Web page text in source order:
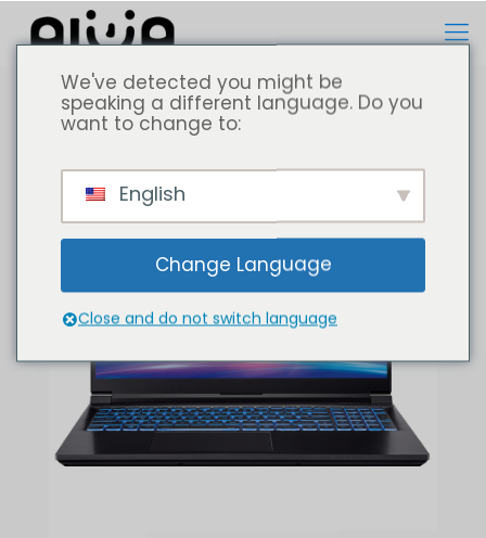
We've detected you might be
speaking a different language. Do you
want to change to:
English
Change Language
Close and do not switch language